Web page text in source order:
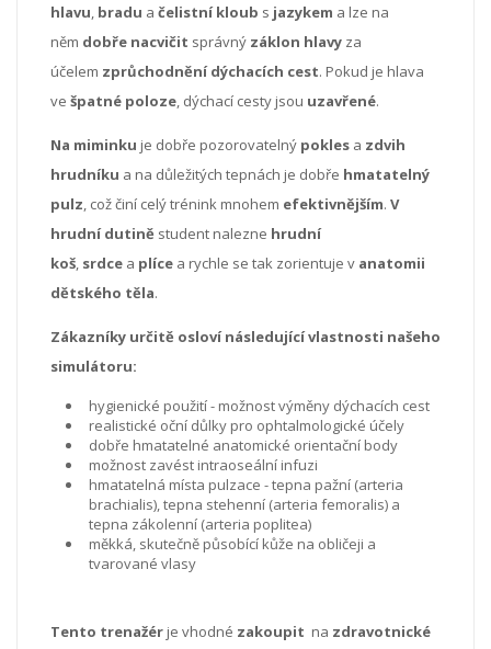
hlavu, bradu a čelistní kloub s jazykem a lze na
něm dobře nacvičit správný záklon hlavy za
účelem zprůchodnění dýchacích cest. Pokud je hlava
ve špatné poloze, dýchací cesty jsou uzavřené.
Na miminku je dobře pozorovatelný pokles a zdvih
hrudníku a na důležitých tepnách je dobře hmatatelný
pulz, což činí celý trénink mnohem efektivnějším. V
hrudní dutině student nalezne hrudní
koš, srdce a plíce a rychle se tak zorientuje v anatomii
dětského těla.
Zákazníky určitě osloví následující vlastnosti našeho
simulátoru:
hygienické použití - možnost výměny dýchacích cest
realistické oční důlky pro ophtalmologické účely
dobře hmatatelné anatomické orientační body
možnost zavést intraoseální infuzi
hmatatelná místa pulzace - tepna pažní (arteria
brachialis), tepna stehenní (arteria femoralis) a
tepna zákolenní (arteria poplitea)
měkká, skutečně působící kůže na obličeji a
tvarované vlasy
Tento trenažér je vhodné zakoupit na zdravotnické